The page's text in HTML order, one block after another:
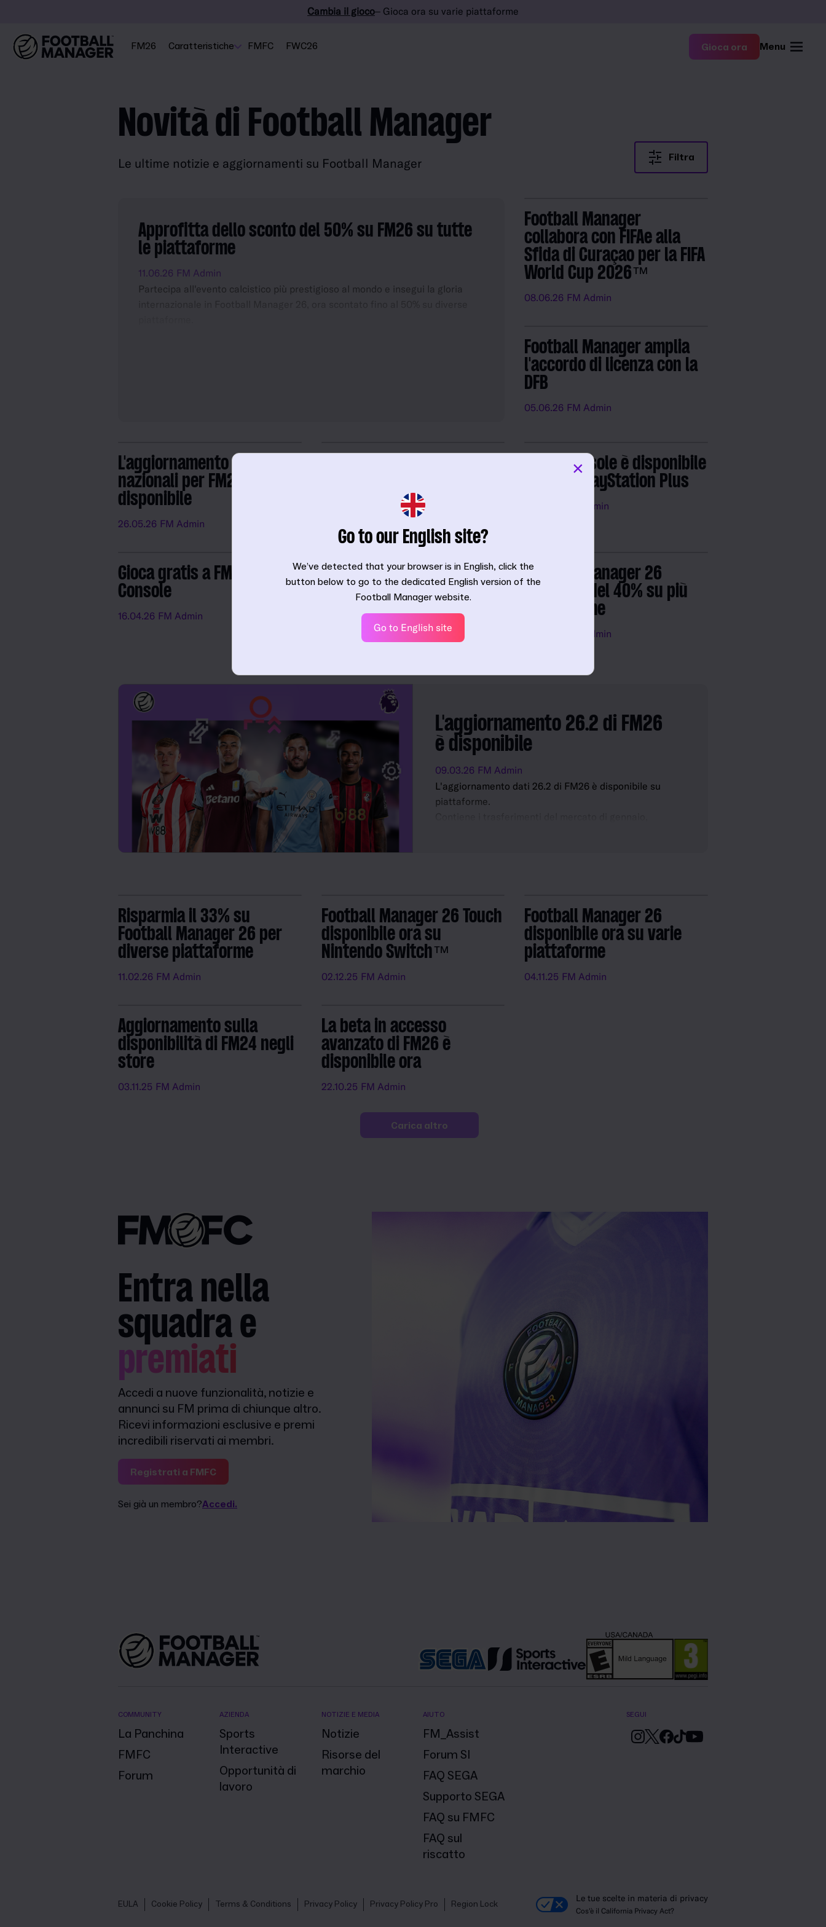
Cambia il gioco– Gioca ora su varie piattaforme
FM26 Caratteristiche FMFC FWC26 Gioca ora Menu
Novità di Football Manager
Le ultime notizie e aggiornamenti su Football Manager Filtra
Approfitta dello sconto del 50% su FM26 su tutte
le piattaforme
11.06.26 FM Admin
Partecipa all'evento calcistico più prestigioso al mondo e insegui la gloria
Football Manager
collabora con FIFAe alla
Sfida di Curaçao per la FIFA
World Cup 2026™
08.06.26 FM Admin
Football Manager amplia
l'accordo di licenza con la
DFB
05.06.26 FM Admin
L'aggiornamento Gestione
nazionali per FM26 è
disponibile
26.05.26 FM Admin
FM26 Console è disponibile
ora con PlayStation Plus
FM Admin
Gioca gratis a FM26 e FM26
Console
16.04.26 FM Admin
FM26 e FM26 Console ora
disponibili su Xbox Game
Pass Premium
FM Admin
Football Manager 26
scontato del 40% su più
piattaforme
FM Admin
L'aggiornamento 26.2 di FM26
è disponibile
09.03.26 FM Admin
L'aggiornamento dati 26.2 di FM26 è disponibile su
piattaforme.
Risparmia il 33% su
Football Manager 26 per
diverse piattaforme
11.02.26 FM Admin
Football Manager 26 Touch
disponibile ora su
Nintendo Switch™
02.12.25 FM Admin
Football Manager 26
disponibile ora su varie
piattaforme
04.11.25 FM Admin
Aggiornamento sulla
disponibilità di FM24 negli
store
03.11.25 FM Admin
La beta in accesso
avanzato di FM26 è
disponibile ora
22.10.25 FM Admin
Carica altro
Entra nella
squadra e
premiati
Accedi a nuove funzionalità, notizie e
annunci su FM prima di chiunque altro.
Ricevi informazioni esclusive e premi
incredibili riservati ai membri.
Registrati a FMFC
Sei già un membro?Accedi.
COMMUNITY
La Panchina
FMFC
Forum
AZIENDA
Sports
Interactive
Opportunità di
lavoro
NOTIZIE E MEDIA
Notizie
Risorse del
marchio
AIUTO
FM_Assist
Forum SI
FAQ SEGA
Supporto SEGA
FAQ su FMFC
FAQ sul
riscatto
SEGUI
EULA Cookie Policy Terms & Conditions Privacy Policy Privacy Policy Pro Region Lock
Le tue scelte in materia di privacy
Cos'è il California Privacy Act?
Go to our English site?
We’ve detected that your browser is in English, click the
button below to go to the dedicated English version of the
Football Manager website.
Go to English site
×